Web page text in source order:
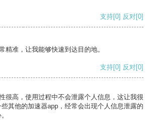
支持[0] 反对[0]
精准，让我能够快速到达目的地。
支持[0] 反对[0]
很高，使用过程中不会泄露个人信息，这让我很
其他的加速器app，经常会出现个人信息泄露的